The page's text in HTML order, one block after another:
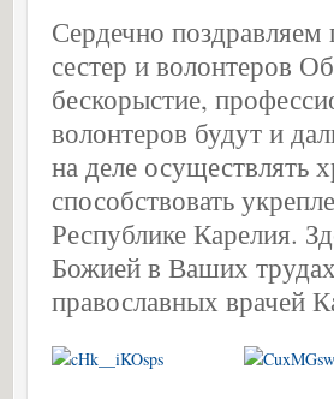
Сердечно
сестер и волонтеров
бескорыстие,
волонтеров будут и
на деле осуществлять
способствовать
Республике Карелия.
Божией в Ваших
православных врачей